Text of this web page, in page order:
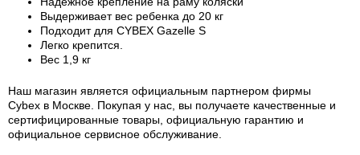
Выдерживает вес ребенка до 20 кг
Подходит для CYBEX Gazelle S
Легко крепится.
Вес 1,9 кг
Наш магазин является официальным партнером фирмы
Cybex в Москве. Покупая у нас, вы получаете качественные и
сертифицированные товары, официальную гарантию и
официальное сервисное обслуживание.